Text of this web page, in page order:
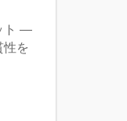
ト —
性を